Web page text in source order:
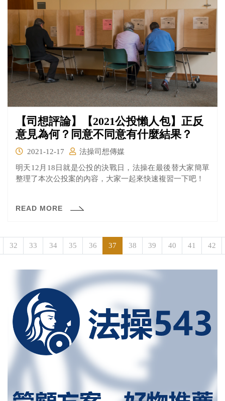
【司想評論】【2021公投懶人包】正反
意見為何？同意不同意有什麼結果？
2021-12-17
法操司想傳媒
明天12月18日就是公投的決戰日，法操在最後替大家簡單
整理了本次公投案的內容，大家一起來快速複習一下吧！
READ MORE
32 33 34 35 36 37 38 39 40 41 42